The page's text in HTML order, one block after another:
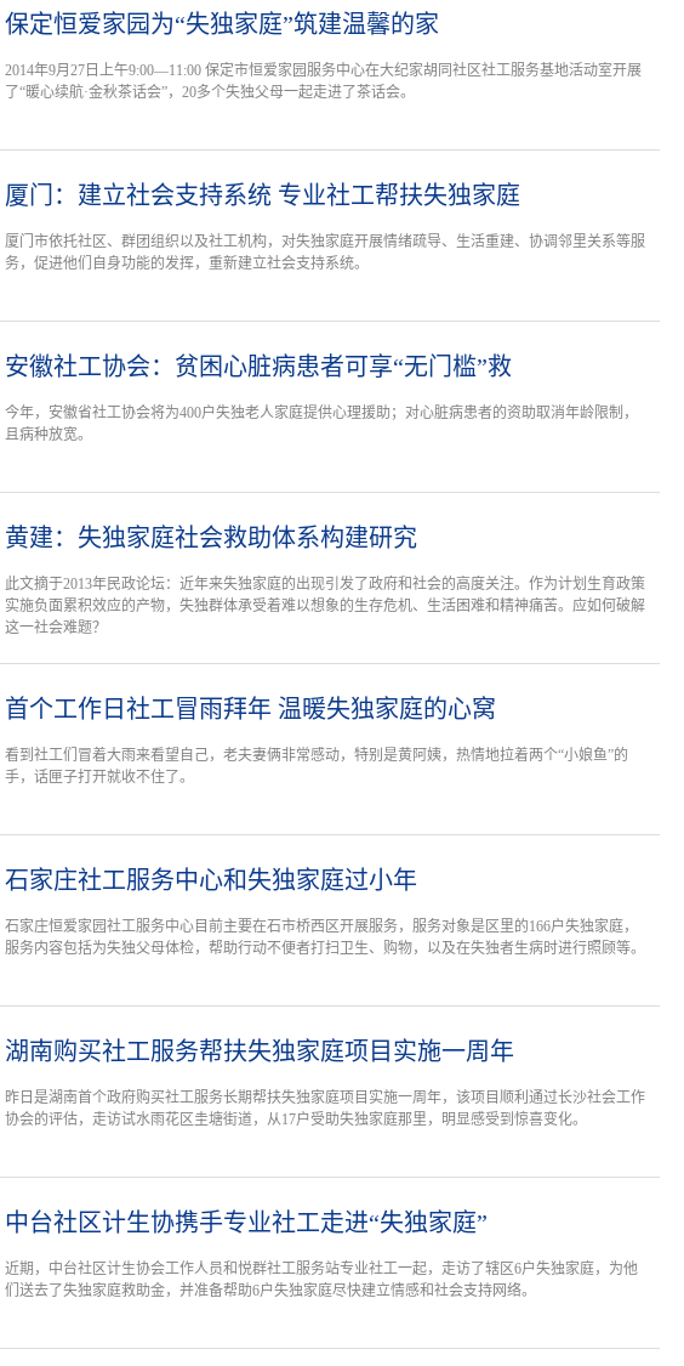
保定恒爱家园为“失独家庭”筑建温馨的家
2014年9月27日上午9:00—11:00 保定市恒爱家园服务中心在大纪家胡同社区社工服务基地活动室开展
了“暖心续航·金秋茶话会”，20多个失独父母一起走进了茶话会。
厦门：建立社会支持系统 专业社工帮扶失独家庭
厦门市依托社区、群团组织以及社工机构，对失独家庭开展情绪疏导、生活重建、协调邻里关系等服
务，促进他们自身功能的发挥，重新建立社会支持系统。
安徽社工协会：贫困心脏病患者可享“无门槛”救
今年，安徽省社工协会将为400户失独老人家庭提供心理援助；对心脏病患者的资助取消年龄限制，
且病种放宽。
黄建：失独家庭社会救助体系构建研究
此文摘于2013年民政论坛：近年来失独家庭的出现引发了政府和社会的高度关注。作为计划生育政策
实施负面累积效应的产物，失独群体承受着难以想象的生存危机、生活困难和精神痛苦。应如何破解
这一社会难题？
首个工作日社工冒雨拜年 温暖失独家庭的心窝
看到社工们冒着大雨来看望自己，老夫妻俩非常感动，特别是黄阿姨，热情地拉着两个“小娘鱼”的
手，话匣子打开就收不住了。
石家庄社工服务中心和失独家庭过小年
石家庄恒爱家园社工服务中心目前主要在石市桥西区开展服务，服务对象是区里的166户失独家庭，
服务内容包括为失独父母体检，帮助行动不便者打扫卫生、购物，以及在失独者生病时进行照顾等。
湖南购买社工服务帮扶失独家庭项目实施一周年
昨日是湖南首个政府购买社工服务长期帮扶失独家庭项目实施一周年，该项目顺利通过长沙社会工作
协会的评估，走访试水雨花区圭塘街道，从17户受助失独家庭那里，明显感受到惊喜变化。
中台社区计生协携手专业社工走进“失独家庭”
近期，中台社区计生协会工作人员和悦群社工服务站专业社工一起，走访了辖区6户失独家庭，为他
们送去了失独家庭救助金，并准备帮助6户失独家庭尽快建立情感和社会支持网络。